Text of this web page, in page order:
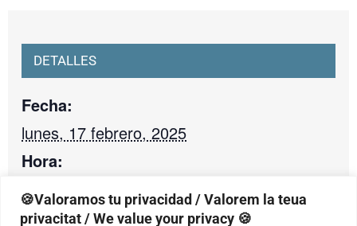
🍪Valoramos tu privacidad / Valorem la teua
privacitat / We value your privacy 🍪
DETALLES
Fecha:
lunes, 17 febrero, 2025
Hora:
20:00 - 21:30
Categoría de Evento: